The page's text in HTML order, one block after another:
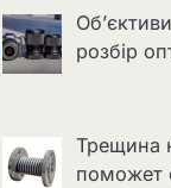
розбір
Трещина
поможет